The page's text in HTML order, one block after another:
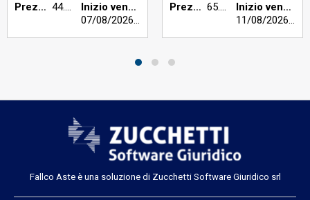
Prezzo base €: 44.296,88
Inizio vendita:
07/08/2026h 12:00
Prezzo base €: 65.504,00
Inizio vendita:
11/08/2026h
Fallco Aste è una soluzione di Zucchetti Software Giuridico srl